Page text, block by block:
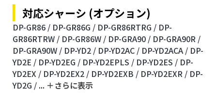
対応シャーシ (オプション)
DP-GR86 / DP-GR86G / DP-GR86RTRG / DP-
GR86RTRW / DP-GR86W / DP-GRA90 / DP-GRA90R /
DP-GRA90W / DP-YD2 / DP-YD2AC / DP-YD2ACA / DP-
YD2E / DP-YD2EG / DP-YD2EPLS / DP-YD2ES / DP-
YD2EX / DP-YD2EX2 / DP-YD2EXB / DP-YD2EXR / DP-
YD2G / ... ＋さらに表⽰